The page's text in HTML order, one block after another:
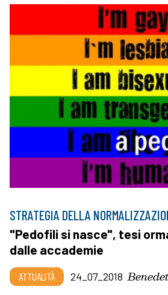
STRATEGIA DELLA
"Pedofili si nasce", tesi
dalle accademie
ATTUALITÀ 24_07_2018